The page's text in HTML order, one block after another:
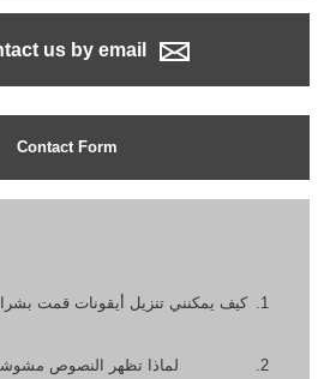
Contact Form
كيف يمكنني تنزيل أيقونات قمت
لماذا تظهر النصوص مشوشة